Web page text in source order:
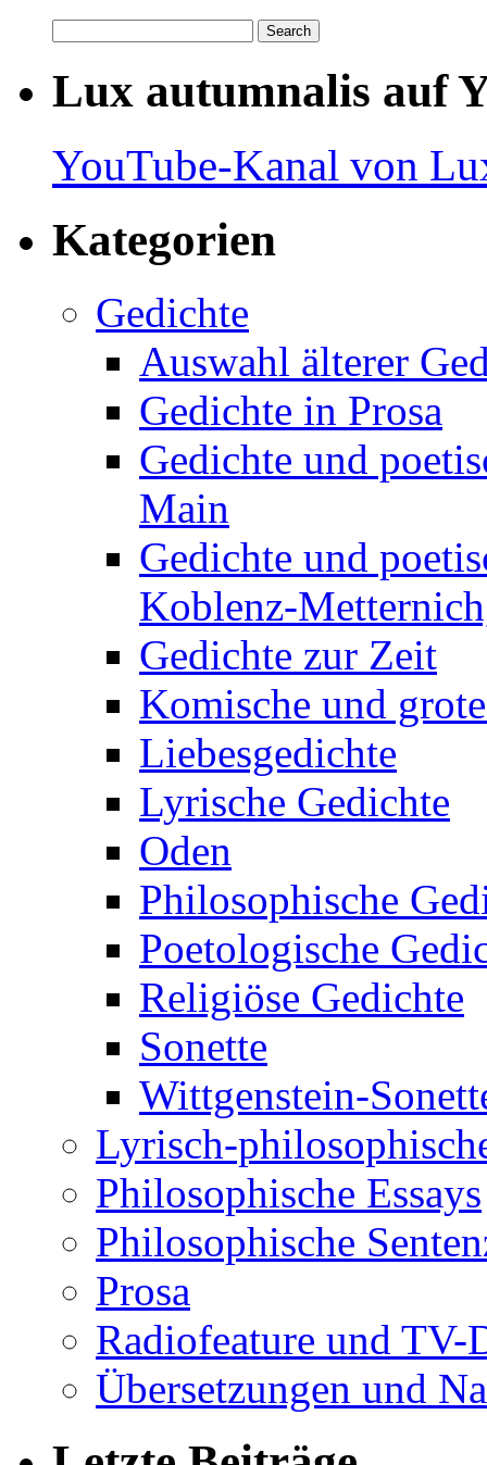
Lux autumnalis auf
YouTube-Kanal von
Kategorien
Gedichte
Auswahl älterer
Gedichte in Prosa
Gedichte und
Main
Gedichte und
Koblenz-
Gedichte zur Zeit
Komische und
Liebesgedichte
Lyrische Gedichte
Oden
Philosophische
Poetologische
Religiöse Gedichte
Sonette
Wittgenstein-
Lyrisch-
Philosophische Essays
Philosophische
Prosa
Radiofeature und TV-
Übersetzungen und